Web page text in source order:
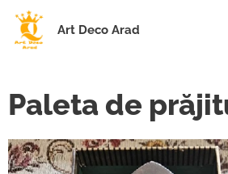
Art Deco Arad
Paleta de